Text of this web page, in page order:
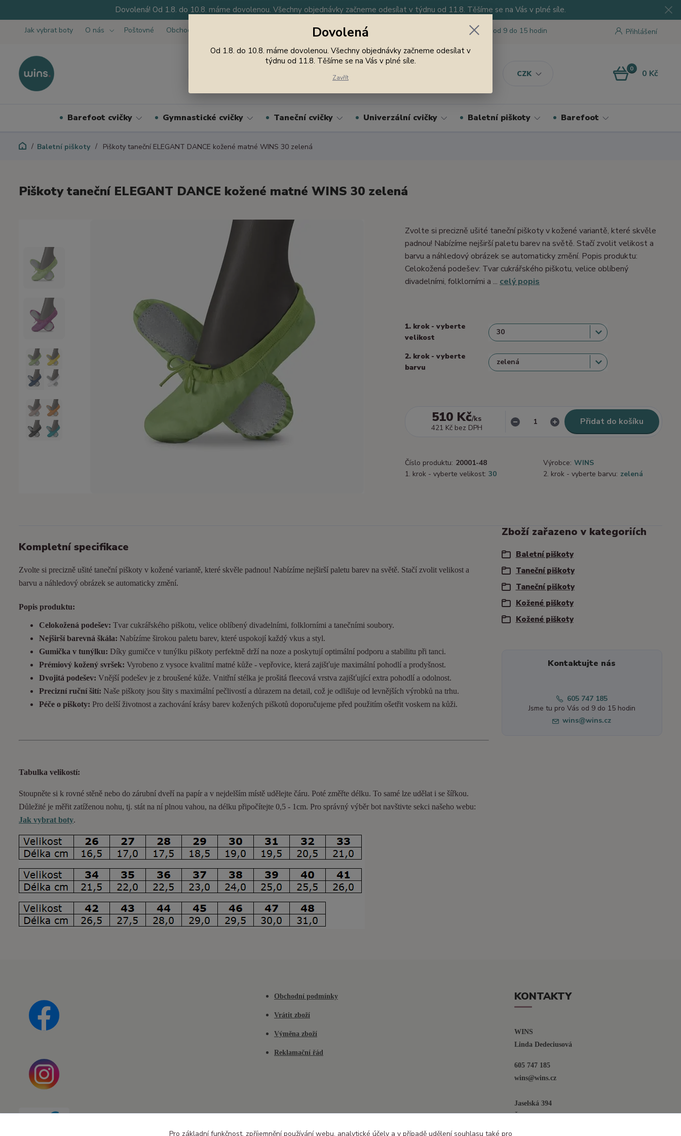
Dovolená! Od 1.8. do 10.8. máme dovolenou. Všechny objednávky začneme odesílat v týdnu od 11.8. Těšíme se na Vás v plné síle.
Jak vybrat boty O nás Poštovné Obchodní podmínky
CZK
Přihlášení
Nevíte si rady? Zavolejte. Jsme tu pro Vás od 9 do 15 hodin
0 0 Kč
Barefoot cvičky Gymnastické cvičky Taneční cvičky Univerzální cvičky Baletní piškoty Barefoot
Baletní piškoty Piškoty taneční ELEGANT DANCE kožené matné WINS 30 zelená
Piškoty taneční ELEGANT DANCE kožené matné WINS 30 zelená
Zvolte si precizně ušité taneční piškoty v kožené variantě, které skvěle
padnou! Nabízíme nejširší paletu barev na světě. Stačí zvolit velikost a
barvu a náhledový obrázek se automaticky změní. Popis produktu:
Celokožená podešev: Tvar cukrářského piškotu, velice oblíbený
divadelními, folklorními a ... celý popis
1. krok - vyberte
velikost
2. krok - vyberte
barvu
510 Kč/ks
421 Kč bez DPH
Přidat do košíku
Číslo produktu: 20001-48 Výrobce: WINS
1. krok - vyberte velikost: 30 2. krok - vyberte barvu: zelená
Kompletní specifikace
Zvolte si precizně ušité taneční piškoty v kožené variantě, které skvěle padnou! Nabízíme nejširší paletu barev na světě. Stačí zvolit velikost a
barvu a náhledový obrázek se automaticky změní.
Popis produktu:
Celokožená podešev: Tvar cukrářského piškotu, velice oblíbený divadelními, folklorními a tanečními soubory.
Nejširší barevná škála: Nabízíme širokou paletu barev, které uspokojí každý vkus a styl.
Gumička v tunýlku: Díky gumičce v tunýlku piškoty perfektně drží na noze a poskytují optimální podporu a stabilitu při tanci.
Prémiový kožený svršek: Vyrobeno z vysoce kvalitní matné kůže - vepřovice, která zajišťuje maximální pohodlí a prodyšnost.
Dvojitá podešev: Vnější podešev je z broušené kůže. Vnitřní stélka je prošitá fleecová vrstva zajišťující extra pohodlí a odolnost.
Precizní ruční šití: Naše piškoty jsou šity s maximální pečlivostí a důrazem na detail, což je odlišuje od levnějších výrobků na trhu.
Péče o piškoty: Pro delší životnost a zachování krásy barev kožených piškotů doporučujeme před použitím ošetřit voskem na kůži.
Tabulka velikostí:
Stoupněte si k rovné stěně nebo do zárubní dveří na papír a v nejdelším místě udělejte čáru. Poté změřte délku. To samé lze udělat i se šířkou.
Důležité je měřit zatíženou nohu, tj. stát na ní plnou vahou, na délku připočítejte 0,5 - 1cm. Pro správný výběr bot navštivte sekci našeho webu:
Jak vybrat boty.
Zboží zařazeno v kategoriích
Baletní piškoty
Taneční piškoty
Taneční piškoty
Kožené piškoty
Kožené piškoty
Kontaktujte nás
605 747 185
Jsme tu pro Vás od 9 do 15 hodin
wins@wins.cz
Obchodní podmínky
Vrátit zboží
Výměna zboží
Reklamační řád
KONTAKTY
WINS
Linda Dedeciusová
605 747 185
wins@wins.cz
Jaselská 394
Šenov u N. Jičína
Dovolená
Od 1.8. do 10.8. máme dovolenou. Všechny objednávky začneme odesílat v
týdnu od 11.8. Těšíme se na Vás v plné síle.
Zavřít
Pro základní funkčnost, zpříjemnění používání webu, analytické účely a v případě udělení souhlasu také pro